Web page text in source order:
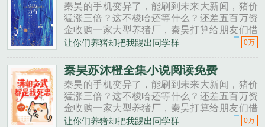
秦昊的手机变异了，能刷到未来大新闻，猪价
猛涨三倍？这不梭哈还等什么？还差五百万资
金收购一家大型养猪厂，秦昊打算给朋友们借
一点。秦昊老班长啊，我想回家养猪，要不要
秦昊二狗子，借500万买点......
让你们养猪却把我踢出同学群 0万
秦昊苏沐橙全集小说阅读免费
秦昊的手机变异了，能刷到未来大新闻，猪价
猛涨三倍？这不梭哈还等什么？还差五百万资
金收购一家大型养猪厂，秦昊打算给朋友们借
一点。秦昊老班长啊，我想回家养猪，要不要
让你们养猪却把我踢出同学群 0万